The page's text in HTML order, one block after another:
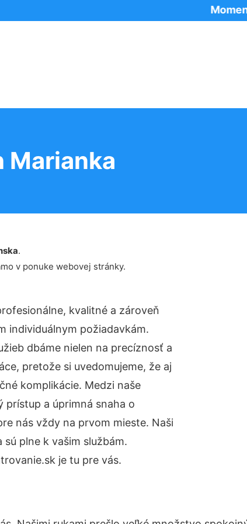
Momentálne
Marianka
.
v ponuke webovej stránky.
kvalitné a zároveň
individuálnym požiadavkám.
dbáme nielen na precíznosť a
pretože si uvedomujeme, že aj
komplikácie. Medzi naše
a úprimná snaha o
nás vždy na prvom mieste. Naši
plne k vašim službám.
je tu pre vás.